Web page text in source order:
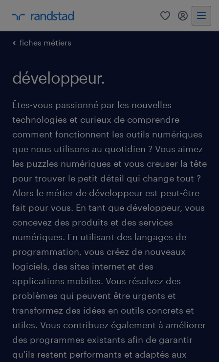
0 my
fiches métiers
développeur.
Êtes-vous passionné par les nouvelles
technologies et curieux de comprendre
comment fonctionnent les outils numériques
que nous utilisons au quotidien ? Vous aimez
les puzzles numériques et vous creuser la tête
pour trouver le petit détail qui change tout ?
Alors le métier de développeur est peut-être
fait pour vous. En tant que développeur, vous
concevez des produits et des services
numériques. En utilisant des langages de
programmation, vous créez de nouveaux
logiciels, des sites internet et des
applications mobiles. Vous résolvez des
problèmes qui peuvent être urgents et
transformez des idées en outils concrets et
utiles. Vous contribuez également à améliorer
des programmes existants afin de garantir
qu'ils restent performants et adaptés aux